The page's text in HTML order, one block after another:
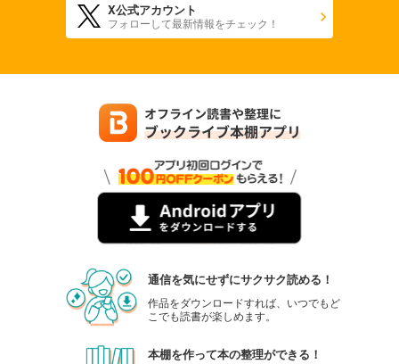
X公式アカウント
フォローして最新情報をチェック！
通信を気にせずにサクサク読める！
作品をダウンロードすれば、いつでもど
こでも読書が楽しめます。
本棚を作って本の整理ができる！